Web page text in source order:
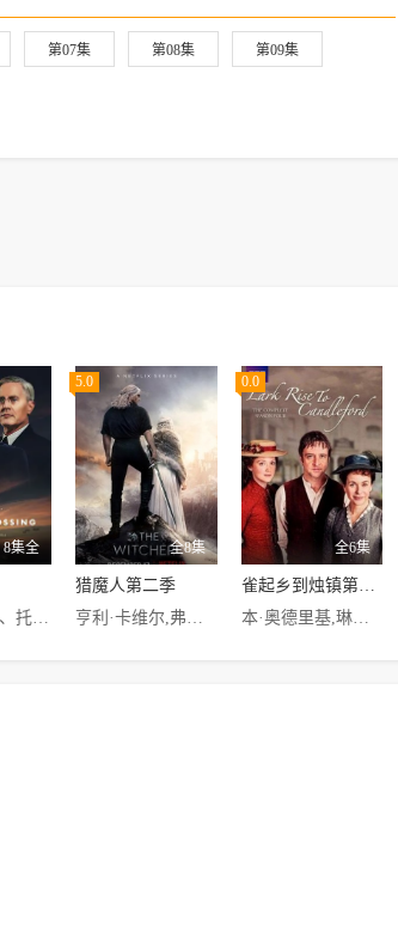
第07集 第08集 第09集
8集全
5.0
全8集
猎魔人第二季
0.0
全6集
本·奥德里基,琳达·巴塞特,Ruby Bentall,Claudie Blakley,John Dagleish